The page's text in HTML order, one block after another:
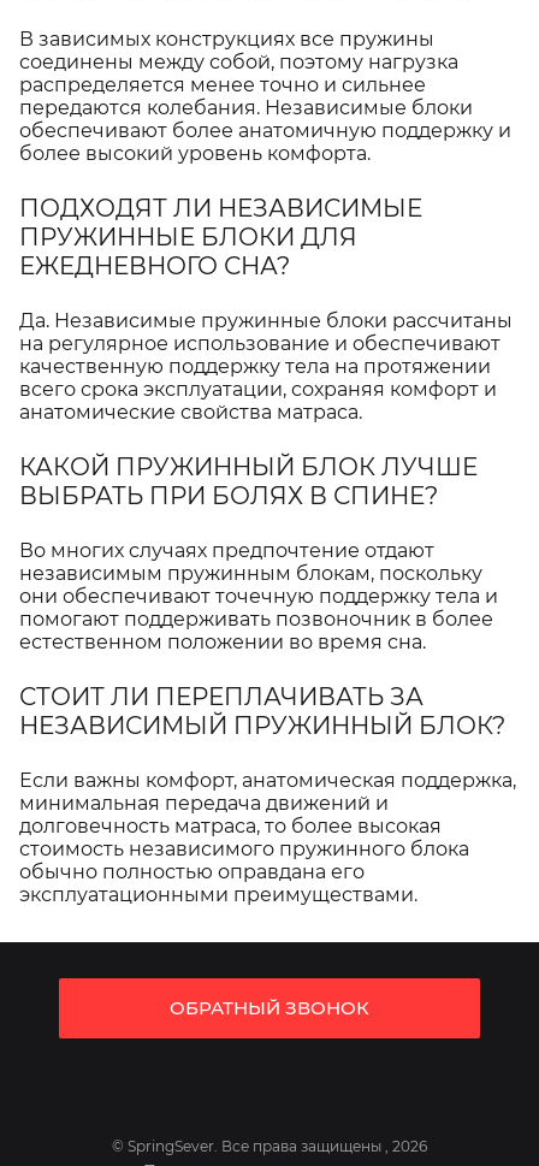
В зависимых конструкциях все пружины
соединены между собой, поэтому нагрузка
распределяется менее точно и сильнее
передаются колебания. Независимые блоки
обеспечивают более анатомичную поддержку и
более высокий уровень комфорта.
ПОДХОДЯТ ЛИ НЕЗАВИСИМЫЕ
ПРУЖИННЫЕ БЛОКИ ДЛЯ
ЕЖЕДНЕВНОГО СНА?
Да. Независимые пружинные блоки рассчитаны
на регулярное использование и обеспечивают
качественную поддержку тела на протяжении
всего срока эксплуатации, сохраняя комфорт и
анатомические свойства матраса.
КАКОЙ ПРУЖИННЫЙ БЛОК ЛУЧШЕ
ВЫБРАТЬ ПРИ БОЛЯХ В СПИНЕ?
Во многих случаях предпочтение отдают
независимым пружинным блокам, поскольку
они обеспечивают точечную поддержку тела и
помогают поддерживать позвоночник в более
естественном положении во время сна.
СТОИТ ЛИ ПЕРЕПЛАЧИВАТЬ ЗА
НЕЗАВИСИМЫЙ ПРУЖИННЫЙ БЛОК?
Если важны комфорт, анатомическая поддержка,
минимальная передача движений и
долговечность матраса, то более высокая
стоимость независимого пружинного блока
обычно полностью оправдана его
эксплуатационными преимуществами.
ОБРАТНЫЙ ЗВОНОК
© SpringSever. Все права защищены , 2026